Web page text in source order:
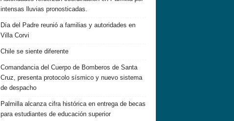
intensas lluvias pronosticadas.
Día del Padre reunió a familias y autoridades en
Villa Corvi
Chile se siente diferente
Comandancia del Cuerpo de Bomberos de Santa
Cruz, presenta protocolo sísmico y nuevo sistema
de despacho
Palmilla alcanza cifra histórica en entrega de becas
para estudiantes de educación superior